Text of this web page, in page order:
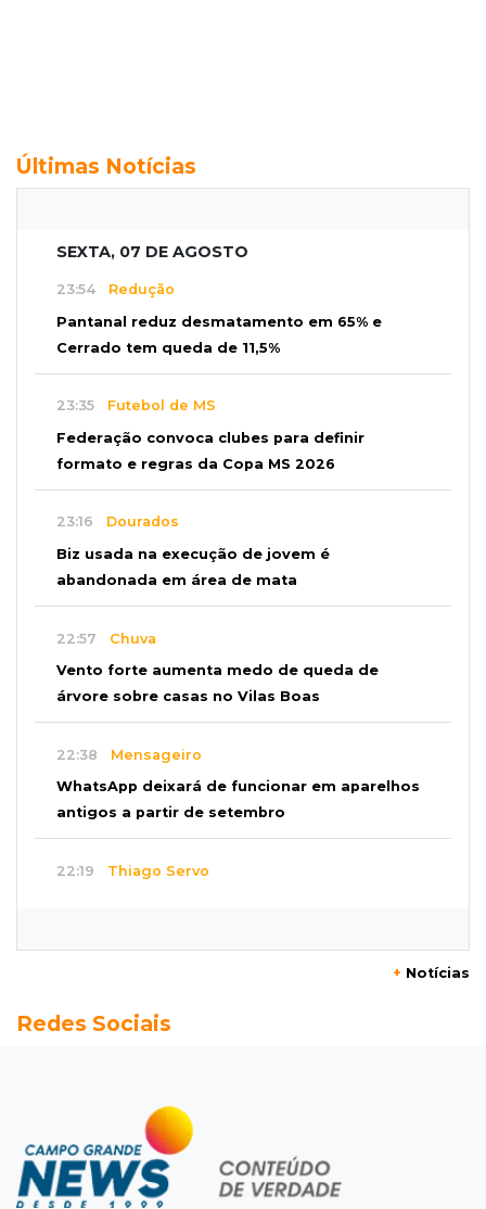
Últimas Notícias
SEXTA, 07 DE AGOSTO
23:54 Redução
Pantanal reduz desmatamento em 65% e
Cerrado tem queda de 11,5%
23:35 Futebol de MS
Federação convoca clubes para definir
formato e regras da Copa MS 2026
23:16 Dourados
Biz usada na execução de jovem é
abandonada em área de mata
22:57 Chuva
Vento forte aumenta medo de queda de
árvore sobre casas no Vilas Boas
22:38 Mensageiro
WhatsApp deixará de funcionar em aparelhos
antigos a partir de setembro
22:19 Thiago Servo
Semana vai começar com 909 novas
Flagrante
Motorista atinge carro parado, perde
retrovisor e foge no Jardim Antártica
+ Notícias
Redes Sociais